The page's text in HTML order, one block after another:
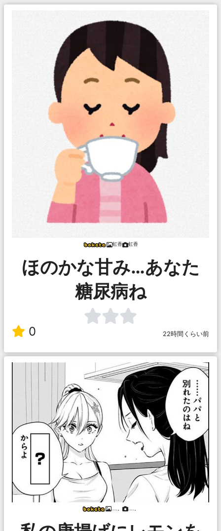
虹香 虹香
ほのかな甘み…あなた
糖尿病ね
0 22時間くらい前